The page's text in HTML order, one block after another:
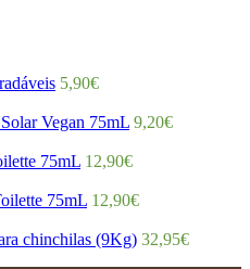
5,90€
Vegan 75mL 9,20€
75mL 12,90€
75mL 12,90€
chinchilas (9Kg) 32,95€